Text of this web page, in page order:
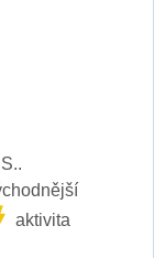
aktivita